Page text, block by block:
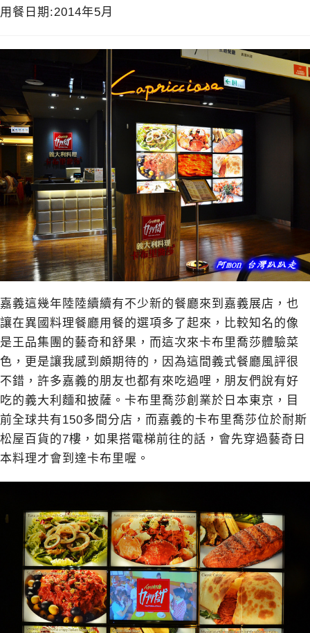
用餐日期:2014年5月
嘉義這幾年陸陸續續有不少新的餐廳來到嘉義展店，也
讓在異國料理餐廳用餐的選項多了起來，比較知名的像
是王品集團的藝奇和舒果，而這次來卡布里喬莎體驗菜
色，更是讓我感到頗期待的，因為這間義式餐廳風評很
不錯，許多嘉義的朋友也都有來吃過哩，朋友們說有好
吃的義大利麵和披薩。卡布里喬莎創業於日本東京，目
前全球共有150多間分店，而嘉義的卡布里喬莎位於耐斯
松屋百貨的7樓，如果搭電梯前往的話，會先穿過藝奇日
本料理才會到達卡布里喔。